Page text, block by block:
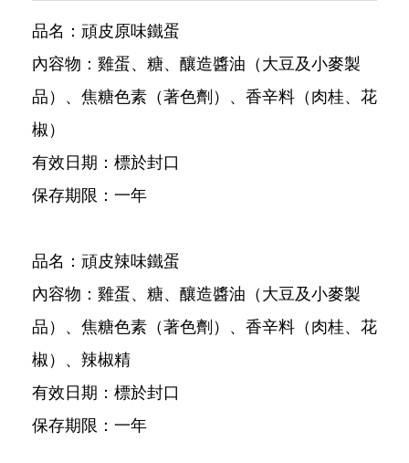
品名：頑皮原味鐵蛋
內容物：雞蛋、糖、釀造醬油（大豆及小麥製
品）、焦糖色素（著色劑）、香辛料（肉桂、花
椒）
有效日期：標於封口
保存期限：一年
品名：頑皮辣味鐵蛋
內容物：雞蛋、糖、釀造醬油（大豆及小麥製
品）、焦糖色素（著色劑）、香辛料（肉桂、花
椒）、辣椒精
有效日期：標於封口
保存期限：一年